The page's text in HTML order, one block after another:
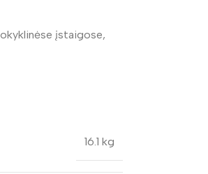
įstaigose,
16.1 kg